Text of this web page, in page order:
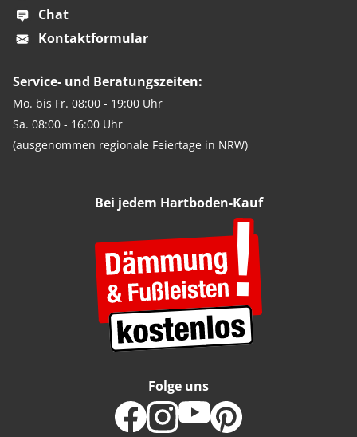
Chat
Kontaktformular
Service- und Beratungszeiten:
Mo. bis Fr. 08:00 - 19:00 Uhr
Sa. 08:00 - 16:00 Uhr
(ausgenommen regionale Feiertage in NRW)
Bei jedem Hartboden-Kauf
Folge uns